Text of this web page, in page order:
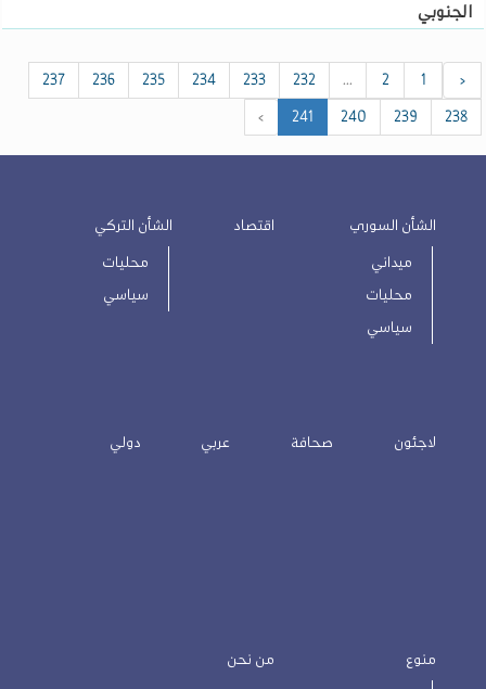
الجنوبي
‹
1
2
...
232
233
234
235
236
237
238
239
240
241
›
الشأن السوري
ميداني
محليات
سياسي
اقتصاد الشأن التركي
محليات
سياسي
لاجئون صحافة عربي دولي
منوع من نحن